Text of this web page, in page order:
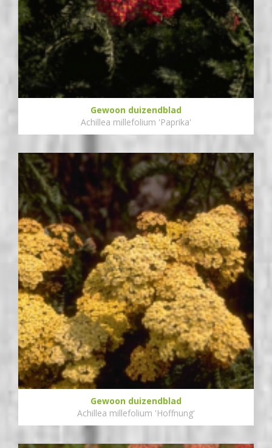
Gewoon duizendblad
Achillea millefolium 'Paprika'
Gewoon duizendblad
Achillea millefolium 'Hoffnung'